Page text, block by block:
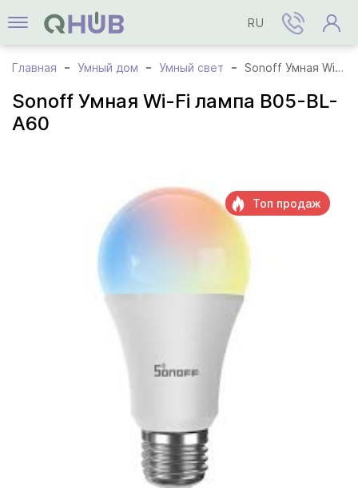
RU
Главная Умный дом Умный свет Sonoff Умная Wi-Fi лампа B05-BL-A60
Sonoff Умная Wi-Fi лампа B05-BL-
A60
Топ продаж